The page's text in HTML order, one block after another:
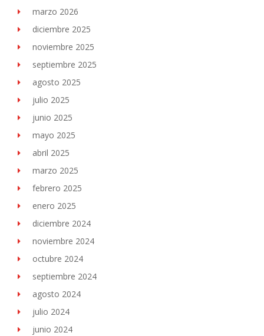
marzo 2026
diciembre 2025
noviembre 2025
septiembre 2025
agosto 2025
julio 2025
junio 2025
mayo 2025
abril 2025
marzo 2025
febrero 2025
enero 2025
diciembre 2024
noviembre 2024
octubre 2024
septiembre 2024
agosto 2024
julio 2024
junio 2024